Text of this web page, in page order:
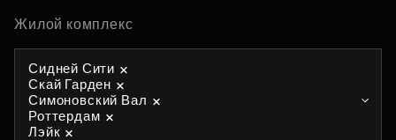
Жилой комплекс
Сидней Сити
Скай Гарден
Симоновский Вал
Роттердам
Лэйк